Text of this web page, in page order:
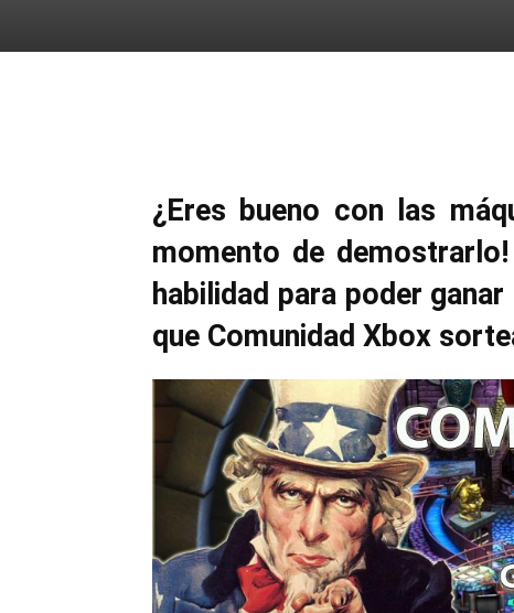
¿Eres bueno con las
momento de
habilidad para poder
que Comunidad Xbox